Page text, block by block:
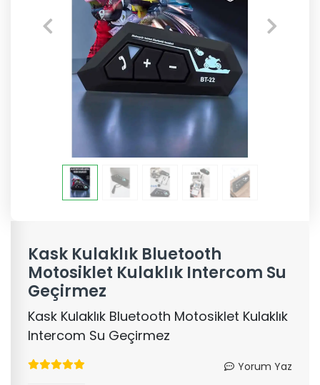
Kask Kulaklık Bluetooth
Motosiklet Kulaklık Intercom Su
Geçirmez
Kask Kulaklık Bluetooth Motosiklet Kulaklık
Intercom Su Geçirmez
Yorum Yaz